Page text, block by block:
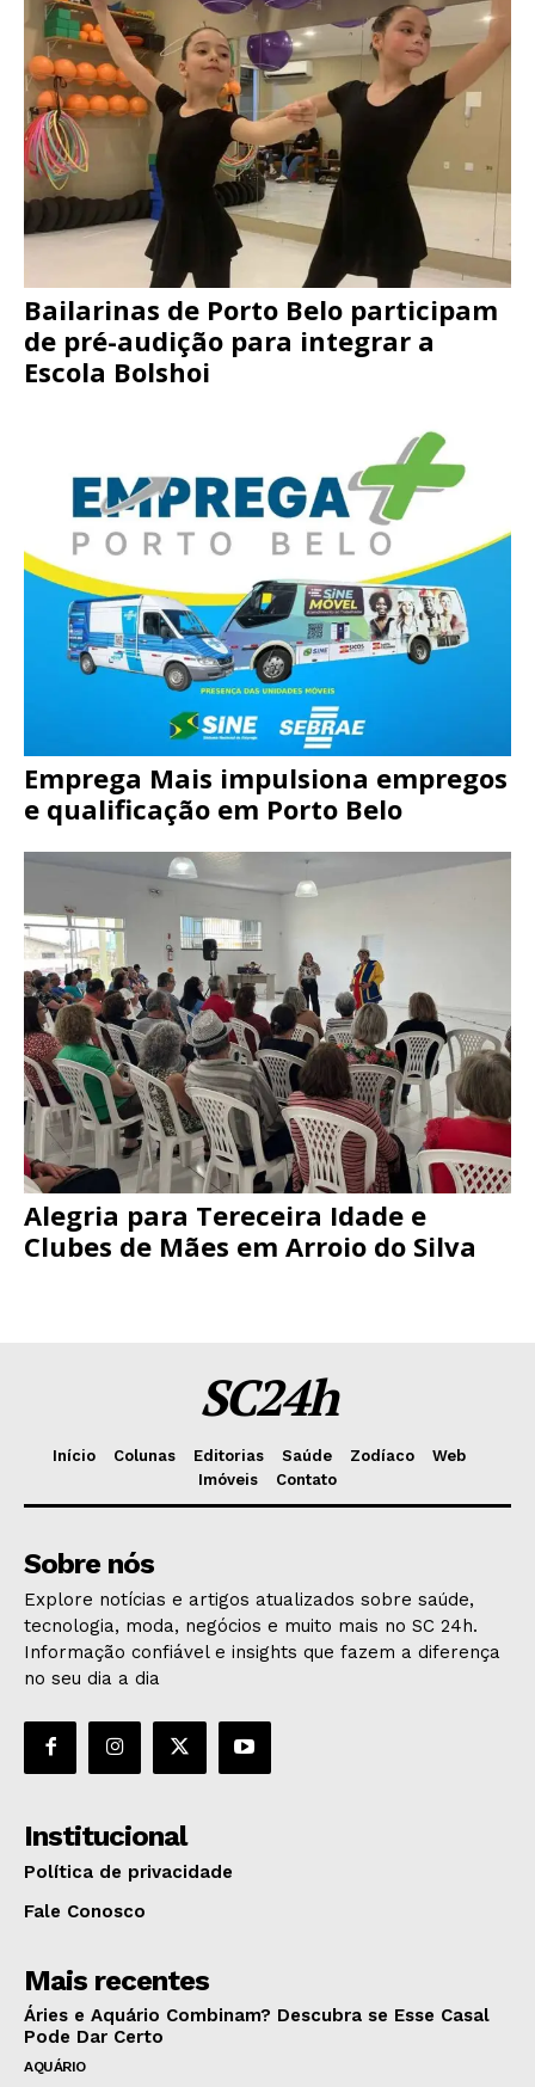
Bailarinas de Porto Belo participam
de pré-audição para integrar a
Escola Bolshoi
Emprega Mais impulsiona empregos
e qualificação em Porto Belo
Alegria para Tereceira Idade e
Clubes de Mães em Arroio do Silva
SC24h
Início Colunas Editorias Saúde Zodíaco
Web
Imóveis
Contato
Sobre nós
Explore notícias e artigos atualizados sobre saúde,
tecnologia, moda, negócios e muito mais no SC 24h.
Informação confiável e insights que fazem a diferença
no seu dia a dia
Institucional
Política de privacidade
Fale Conosco
Mais recentes
Áries e Aquário Combinam? Descubra se Esse Casal
Pode Dar Certo
AQUÁRIO